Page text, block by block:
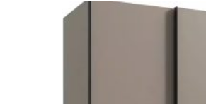
199.000 Ft.